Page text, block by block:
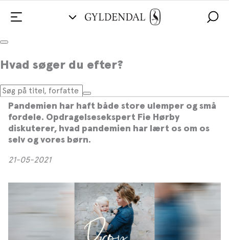
Hvad søger du efter?
Coronapandemien har tydeliggjort,
hvad der fungerer og ikke fungerer i
familielivet
Pandemien har haft både store ulemper og små
fordele. Opdragelsesekspert Fie Hørby
diskuterer, hvad pandemien har lært os om os
selv og vores børn.
21-05-2021